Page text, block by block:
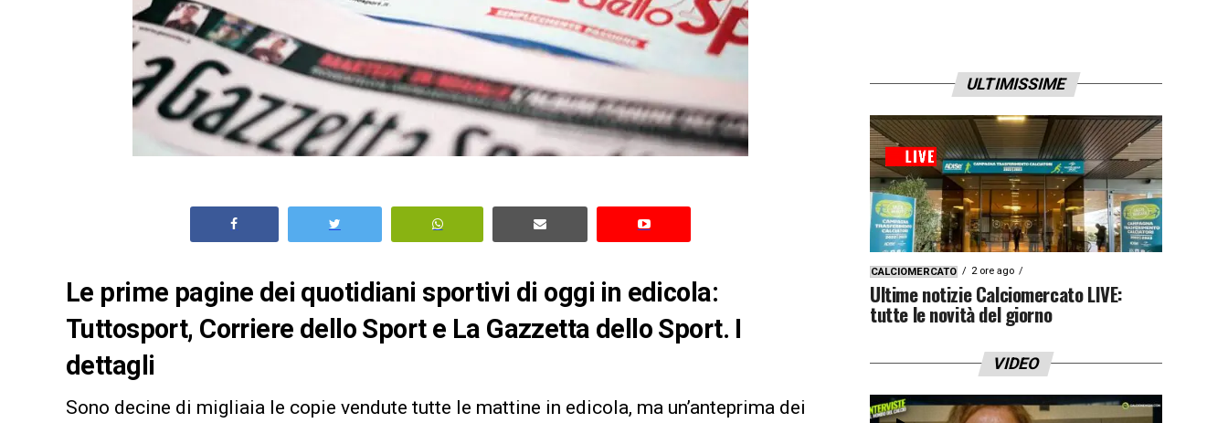
Le prime pagine dei quotidiani sportivi di oggi in edicola:
Tuttosport, Corriere dello Sport e La Gazzetta dello Sport. I
dettagli
Sono decine di migliaia le copie vendute tutte le mattine in edicola, ma un’anteprima dei
ULTIMISSIME
CALCIOMERCATO 2 ore ago
Ultime notizie Calciomercato LIVE:
tutte le novità del giorno
VIDEO